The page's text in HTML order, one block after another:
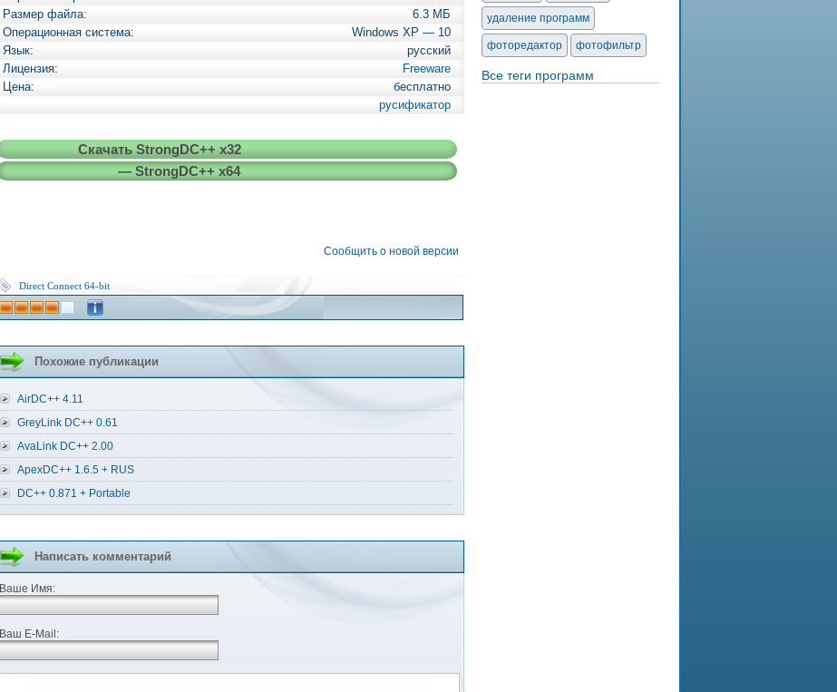
Размер файла:
6.3 МБ
Операционная система:
Windows XP — 10
Язык:
русский
Лицензия:
Freeware
Цена:
бесплатно
русификатор
Скачать StrongDC++ x32
— StrongDC++ x64
Сообщить о новой версии
Direct Connect 64-bit
Похожие публикации
AirDC++ 4.11
GreyLink DC++ 0.61
AvaLink DC++ 2.00
ApexDC++ 1.6.5 + RUS
DC++ 0.871 + Portable
Написать комментарий
Ваше Имя:
Ваш E-Mail:
удаление программ
фоторедактор фотофильтр
Все теги программ